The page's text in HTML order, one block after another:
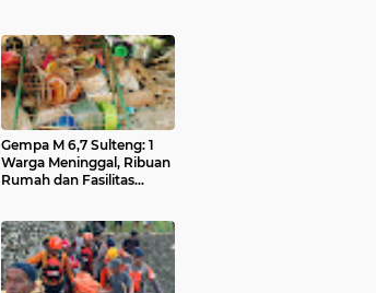
Gempa M 6,7 Sulteng: 1
Warga Meninggal, Ribuan
Rumah dan Fasilitas